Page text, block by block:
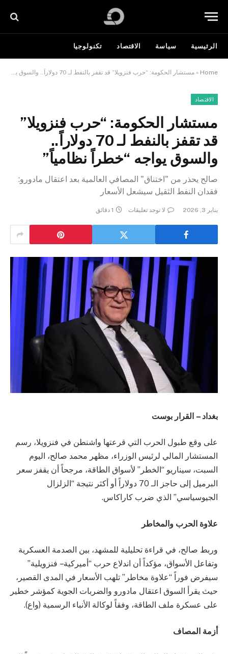
الرئيسية سياسة الاقتصاد تكنولوجيا
Home
» مستشار الحكومة: “حرب فنزويلا” قد تقفز بالنفط لـ 70 دولاراً.. والسوق يواجه “خطراً نظامياً”
الاقتصاد
مستشار الحكومة: “حرب فنزويلا”
قد تقفز بالنفط لـ 70 دولاراً..
والسوق يواجه “خطراً نظامياً”
صالح يحذر من "اختناق" المصافي العالمية بعد اعتقال مادورو:
فقدان النفط الثقيل سيشعل الأسعار
يناير 3, 2026 لا توجد تعليقات 1 دقائق
بغداد – القرار بوست
على وقع طبول الحرب التي قرعتها واشنطن في فنزويلا، رسم
المستشار المالي لرئيس الوزراء، مظهر محمد صالح، اليوم
السبت، سيناريو “الخطر” لأسواق الطاقة، مرجحاً أن يقفز سعر
البرميل إلى حاجز الـ 70 دولاراً أو أكثر نتيجة “الزلزال
الجيوسياسي” الذي ضرب كاراكاس.
علاوة الحرب والمخاطر
وربط صالح، في قراءة تحليلية للمشهد، بين الصدمة العسكرية
وتفاعل الأسواق، مؤكداً أن اندلاع حرب “أميركية – فنزويلية”
سيفرض فوراً “علاوة مخاطر” تلهب الأسعار في المدى القصير،
حيث يقرأ السوق اعتقال مادورو والضربات الجوية كمؤشر خطير
على عسكرة ملف الطاقة، وفقاً لوكالة الأنباء الرسمية (واع).
أزمة المصاف